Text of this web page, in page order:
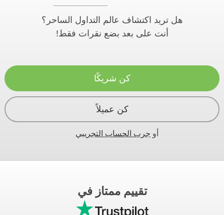
هل تريد اكتشاف عالم التداول الساحر؟
أنت على بعد بضع نقرات فقط!
كن شريكًا
كن عميلاً
أو جرب الحساب التجريبي
تقييم ممتاز في